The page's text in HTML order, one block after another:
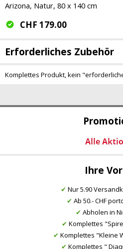
Ihre
✔ Nur 5.90
✔ Ab 50.- CHF
✔ Abholen in
✔ Komplettes
✔ Komplettes "Kleine
✔ Komplettes "
Arizona, Natur, 80 x 140 cm
CHF 179.00
Erforderliches Zubehör
Komplettes Produkt, kein